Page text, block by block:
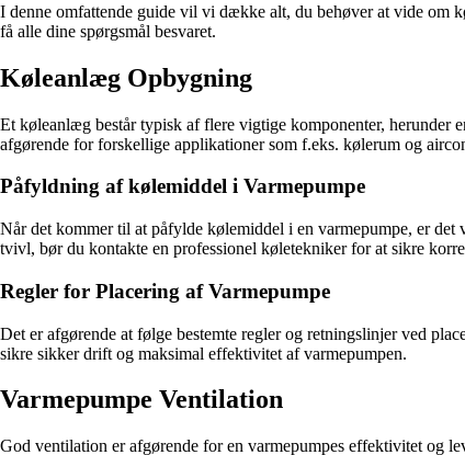
I denne omfattende guide vil vi dække alt, du behøver at vide
få alle dine spørgsmål besvaret.
Køleanlæg Opbygning
Et køleanlæg består typisk af flere vigtige komponenter, herunder
afgørende for forskellige applikationer som f.eks. kølerum og
Påfyldning af kølemiddel i Varmepumpe
Når det kommer til at påfylde kølemiddel i en varmepumpe, er
tvivl, bør du kontakte en professionel køletekniker for at sikre
Regler for Placering af Varmepumpe
Det er afgørende at følge bestemte regler og retningslinjer ved
sikre sikker drift og maksimal effektivitet af varmepumpen.
Varmepumpe Ventilation
God ventilation er afgørende for en varmepumpes effektivitet og